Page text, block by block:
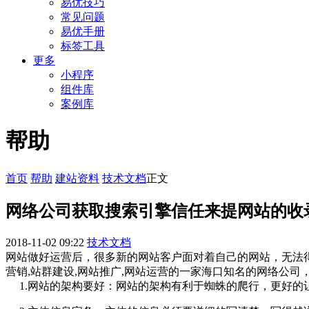
易优技巧
常见问题
易优手册
标签工具
更多
小程序
组件库
案例库
帮助
首页 帮助 建站资料 技术文档正文
网络公司获取搜索引擎信任来提网站的收
2018-11-02 09:22 技术文档
网站做好运营后，很多新的网站客户面对着自己的网站，无
营销,站群建设,网站推广,网站运营的一家海口知名的网络公
1.网站的架构要好：网站的架构有利于蜘蛛的爬行，更好的